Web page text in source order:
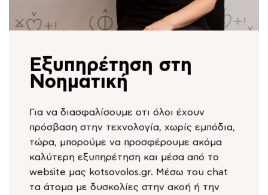
Εξυπηρέτηση στη
Νοηματική
Για να διασφαλίσουμε οτι όλοι έχουν
πρόσβαση στην τεχνολογία, χωρίς εμπόδια,
τώρα, μπορούμε να προσφέρουμε ακόμα
καλύτερη εξυπηρέτηση και μέσα από το
website μας kotsovolos.gr. Μέσω του chat
τα άτομα με δυσκολίες στην ακοή ή την